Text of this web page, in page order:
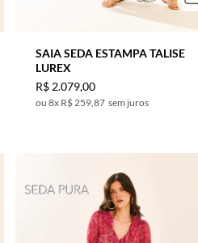
SAIA SEDA ESTAMPA TALISE
LUREX
R$ 2.079,00
8x R$ 259,87 sem juros